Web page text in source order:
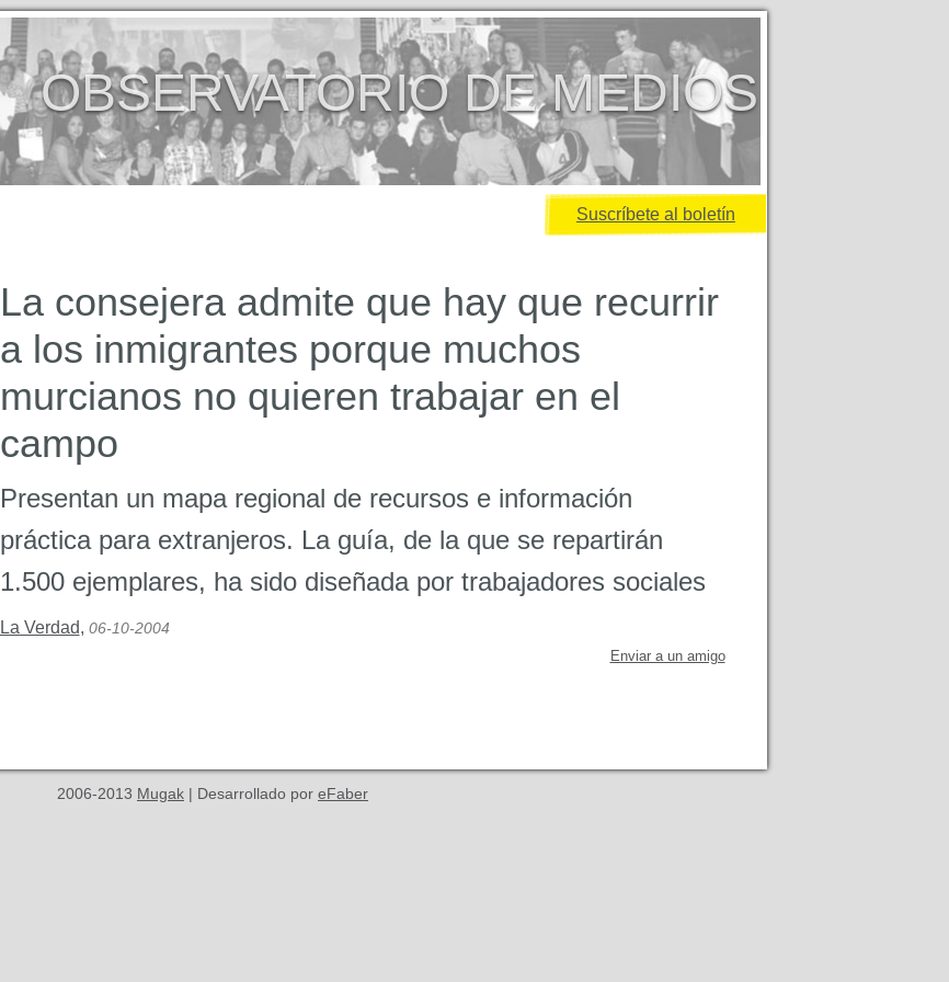
OBSERVATORIO DE MEDIOS
Suscríbete al boletín
La consejera admite que hay que recurrir
a los inmigrantes porque muchos
murcianos no quieren trabajar en el
campo
Presentan un mapa regional de recursos e información
práctica para extranjeros. La guía, de la que se repartirán
1.500 ejemplares, ha sido diseñada por trabajadores sociales
La Verdad, 06-10-2004
Enviar a un amigo
2006-2013 Mugak | Desarrollado por eFaber